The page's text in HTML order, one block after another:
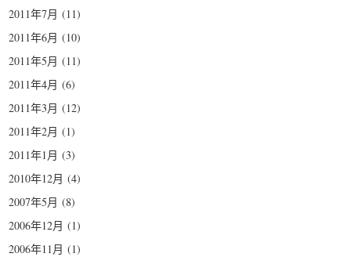
2011年7月 (11)
2011年6月 (10)
2011年5月 (11)
2011年4月 (6)
2011年3月 (12)
2011年2月 (1)
2011年1月 (3)
2010年12月 (4)
2007年5月 (8)
2006年12月 (1)
2006年11月 (1)